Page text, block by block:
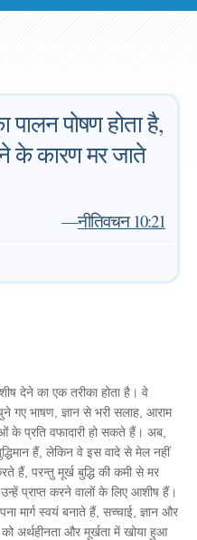
पालन पोषण होता है,
के कारण मर जाते
—नीतिवचन 10:21
देने का एक तरीका होता है। वे
गए भाषण, ज्ञान से भरी सलाह, आराम
के प्रति वफादारी हो सकते हैं। अब,
हैं, लेकिन वे इस वादे से मेल नहीं
हैं, परन्तु मूर्ख बुद्धि की कमी से मर
प्राप्त करने वालों के लिए आशीष हैं।
मार्ग स्वयं बनाते हैं, सच्चाई, ज्ञान और
अर्थहीनता और मूर्खता में खोया हुआ